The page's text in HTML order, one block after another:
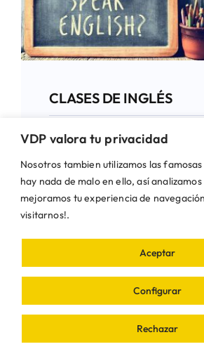
VDP valora tu privacidad
Nosotros tambien utilizamos las
hay nada de malo en ello, así
mejoramos tu experiencia de
visitarnos!.
Configurar
Rechazar
Aceptar
CLASES DE INGLÉS
Categorías: Cultura,Formación